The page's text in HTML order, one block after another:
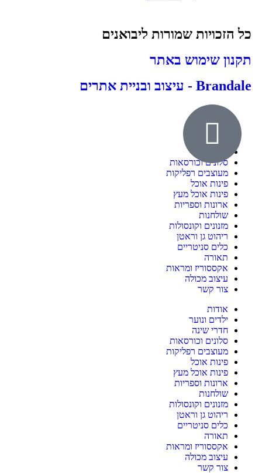
כל הזכויות שמורות ליבואנים
תקנון שימוש באתר
Brandale - עיצוב ובניית אתרים
ילדים ונוער
סלונים וכורסאות
מעוצבים רפליקות
פינות אוכל
פינות אוכל מעץ
ארונות וספריות
שולחנות
מזנונים וקונסולות
ריהוט גן וראטן
כלים סניטריים
תאורה
אקססוריז ומראות
עיצוב מכולה
צור קשר
אודות
ילדים ונוער
חדרי שינה
סלונים וכורסאות
מעוצבים רפליקות
פינות אוכל
פינות אוכל מעץ
ארונות וספריות
שולחנות
מזנונים וקונסולות
ריהוט גן וראטן
כלים סניטריים
תאורה
אקססוריז ומראות
עיצוב מכולה
צור קשר